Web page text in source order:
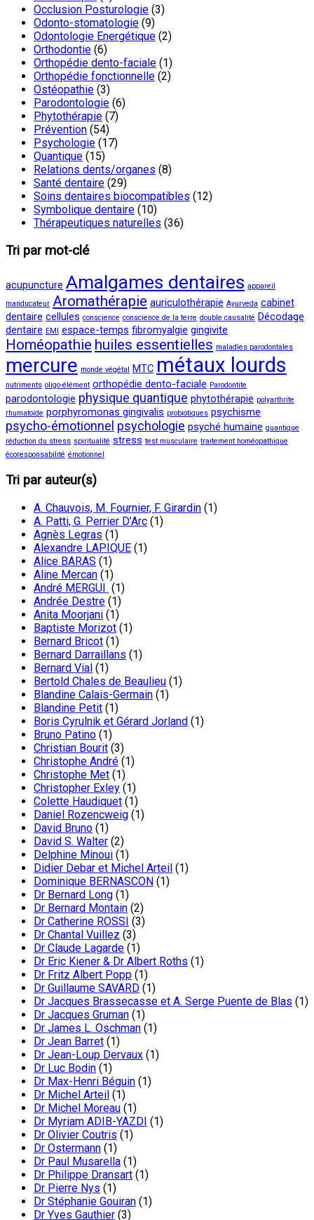
Occlusion Posturologie (3)
Odonto-stomatologie (9)
Odontologie Energétique (2)
Orthodontie (6)
Orthopédie dento-faciale (1)
Orthopédie fonctionnelle (2)
Ostéopathie (3)
Parodontologie (6)
Phytothérapie (7)
Prévention (54)
Psychologie (17)
Quantique (15)
Relations dents/organes (8)
Santé dentaire (29)
Soins dentaires biocompatibles (12)
Symbolique dentaire (10)
Thérapeutiques naturelles (36)
Tri par mot-clé
acupuncture Amalgames dentaires appareil
manducateur Aromathérapie auriculothérapie Ayurveda cabinet
dentaire cellules conscience conscience de la terre double causalité Décodage
dentaire EMI espace-temps fibromyalgie gingivite
Homéopathie huiles essentielles maladies parodontales
mercure monde végétal MTC métaux lourds
nutriments oligo-élément orthopédie dento-faciale Parodontite
parodontologie physique quantique phytothérapie polyarthrite
rhumatoïde porphyromonas gingivalis probiotiques psychisme
psycho-émotionnel psychologie psyché humaine quantique
réduction du stress spiritualité stress test musculaire traitement homéopathique
écoresponsabilité émotionnel
Tri par auteur(s)
A. Chauvois, M. Fournier, F. Girardin (1)
A. Patti, G. Perrier D’Arc (1)
Agnès Legras (1)
Alexandre LAPIQUE (1)
Alice BARAS (1)
Aline Mercan (1)
André MERGUI (1)
Andrée Destre (1)
Anita Moorjani (1)
Baptiste Morizot (1)
Bernard Bricot (1)
Bernard Darraillans (1)
Bernard Vial (1)
Bertold Chales de Beaulieu (1)
Blandine Calais-Germain (1)
Blandine Petit (1)
Boris Cyrulnik et Gérard Jorland (1)
Bruno Patino (1)
Christian Bourit (3)
Christophe André (1)
Christophe Met (1)
Christopher Exley (1)
Colette Haudiquet (1)
Daniel Rozencweig (1)
David Bruno (1)
David S. Walter (2)
Delphine Minoui (1)
Didier Debar et Michel Arteil (1)
Dominique BERNASCON (1)
Dr Bernard Long (1)
Dr Bernard Montain (2)
Dr Catherine ROSSI (3)
Dr Chantal Vuillez (3)
Dr Claude Lagarde (1)
Dr Eric Kiener & Dr Albert Roths (1)
Dr Fritz Albert Popp (1)
Dr Guillaume SAVARD (1)
Dr Jacques Brassecasse et A. Serge Puente de Blas (1)
Dr Jacques Gruman (1)
Dr James L. Oschman (1)
Dr Jean Barret (1)
Dr Jean-Loup Dervaux (1)
Dr Luc Bodin (1)
Dr Max-Henri Béguin (1)
Dr Michel Arteil (1)
Dr Michel Moreau (1)
Dr Myriam ADIB-YAZDI (1)
Dr Olivier Coutris (1)
Dr Ostermann (1)
Dr Paul Musarella (1)
Dr Philippe Dransart (1)
Dr Pierre Nys (1)
Dr Stéphanie Gouiran (1)
Dr Yves Gauthier (3)